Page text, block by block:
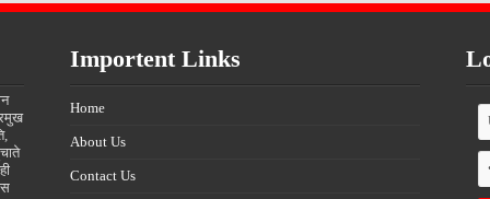
Importent Links
Home
About Us
Contact Us